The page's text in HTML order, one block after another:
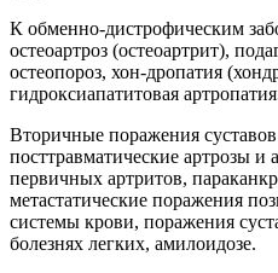
К обменно-дистрофическим
остеоартроз (остеоартрит),
остеопороз, хон-дропатия
гидроксиапатитовая
Вторичные поражения
посттравматические артрозы и
первичных артритов,
метастатические поражения
системы крови, поражения
болезнях легких, амилоидозе.